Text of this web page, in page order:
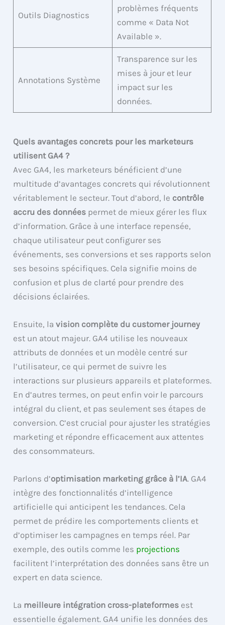
Outils Diagnostics
problèmes fréquents
comme « Data Not
Available ».
Annotations Système
Transparence sur les
mises à jour et leur
impact sur les
données.
Quels avantages concrets pour les marketeurs
utilisent GA4 ?
Avec GA4, les marketeurs bénéficient d’une
multitude d’avantages concrets qui révolutionnent
véritablement le secteur. Tout d’abord, le contrôle
accru des données permet de mieux gérer les flux
d’information. Grâce à une interface repensée,
chaque utilisateur peut configurer ses
événements, ses conversions et ses rapports selon
ses besoins spécifiques. Cela signifie moins de
confusion et plus de clarté pour prendre des
décisions éclairées.
Ensuite, lavision complète du customer journey
est un atout majeur. GA4 utilise les nouveaux
attributs de données et un modèle centré sur
l’utilisateur, ce qui permet de suivre les
interactions sur plusieurs appareils et plateformes.
En d’autres termes, on peut enfin voir le parcours
intégral du client, et pas seulement ses étapes de
conversion. C’est crucial pour ajuster les stratégies
marketing et répondre efficacement aux attentes
des consommateurs.
Parlons d’optimisation marketing grâce à l’IA. GA4
intègre des fonctionnalités d’intelligence
artificielle qui anticipent les tendances. Cela
permet de prédire les comportements clients et
d’optimiser les campagnes en temps réel. Par
exemple, des outils comme les projections
facilitent l’interprétation des données sans être un
expert en data science.
La meilleure intégration cross-plateformes est
essentielle également. GA4 unifie les données des